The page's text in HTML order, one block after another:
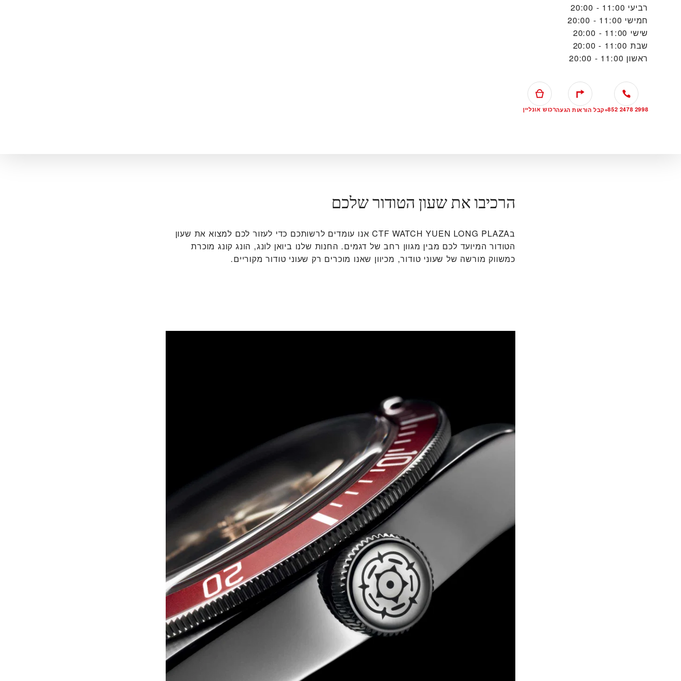
רביעי 11:00 - 20:00
חמישי 11:00 - 20:00
שישי 11:00 - 20:00
שבת 11:00 - 20:00
ראשון 11:00 - 20:00
+852 2478 2998קבל הוראות הגעהרכוש אונליין
הרכיבו את שעון הטודור שלכם
ב‭CTF WATCH YUEN LONG PLAZA‬ אנו עומדים לרשותכם כדי לעזור לכם למצוא את שעון
הטודור המיועד לכם מבין מגוון רחב של דגמים. החנות שלנו ביואן לונג, הונג קונג מוכרת
כמשווק מורשה של שעוני טודור, מכיוון שאנו מוכרים רק שעוני טודור מקוריים.